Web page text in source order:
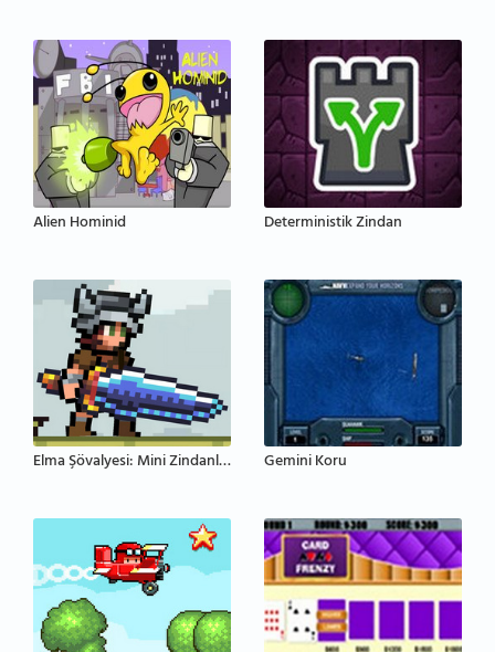
Alien Hominid Deterministik Zindan
Elma Şövalyesi: Mini Zindanlar Gemini Koru